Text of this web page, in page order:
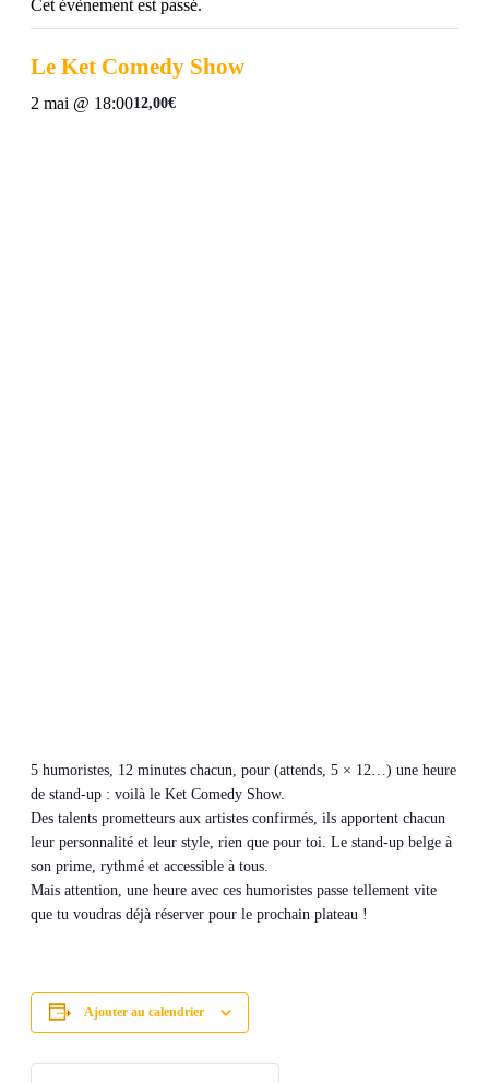
Cet évènement est passé.
Le Ket Comedy Show
2 mai @ 18:0012,00€
5 humoristes, 12 minutes chacun, pour (attends, 5 × 12…) une heure
de stand-up : voilà le Ket Comedy Show.
Des talents prometteurs aux artistes confirmés, ils apportent chacun
leur personnalité et leur style, rien que pour toi. Le stand-up belge à
son prime, rythmé et accessible à tous.
Mais attention, une heure avec ces humoristes passe tellement vite
que tu voudras déjà réserver pour le prochain plateau !
Ajouter au calendrier